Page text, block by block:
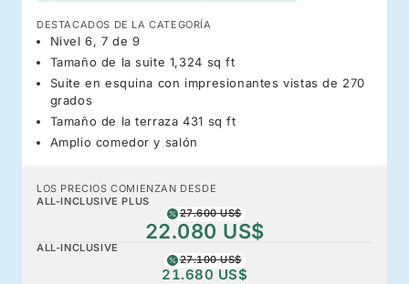
DESTACADOS DE LA CATEGORÍA
Nivel 6, 7 de 9
Tamaño de la suite 1,324 sq ft
Suite en esquina con impresionantes vistas de 270
grados
Tamaño de la terraza 431 sq ft
Amplio comedor y salón
LOS PRECIOS COMIENZAN DESDE
ALL-INCLUSIVE PLUS
27.600 US$
22.080 US$
ALL-INCLUSIVE
27.100 US$
21.680 US$